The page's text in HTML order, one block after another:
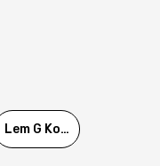
Lem G Korea